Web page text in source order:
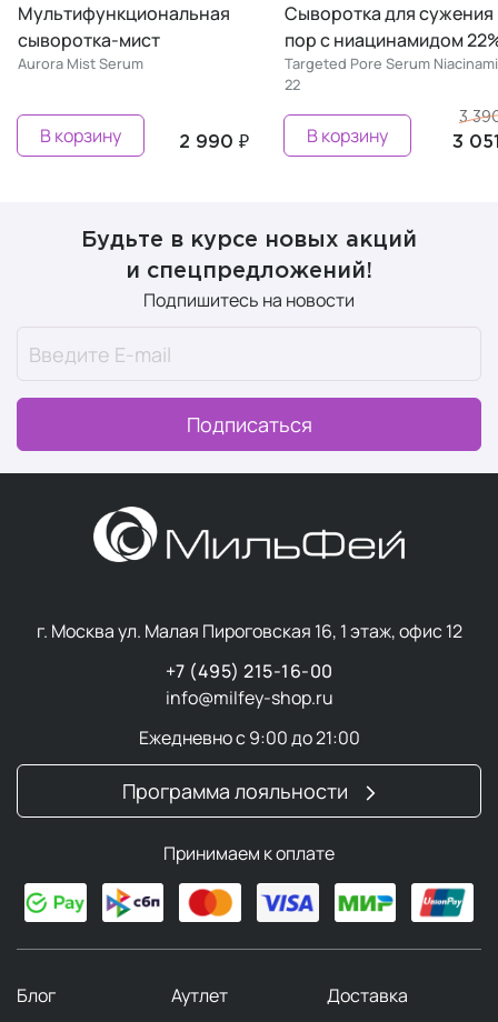
мист
Mist Serum
2 990 ₽
В корзину
Сыворотка для сужения
пор с ниацинамидом 22%
Targeted Pore Serum Niacinamide
3 390 ₽
3 051 ₽
В корзину
Будьте в курсе новых акций
и спецпредложений!
Подпишитесь на новости
Подписаться
г. Москва ул. Малая Пироговская 16, 1 этаж, офис 12
+7 (495) 215-16-00
info@milfey-shop.ru
Ежедневно с 9:00 до 21:00
Программа лояльности
Принимаем к оплате
Блог Аутлет
Доставка